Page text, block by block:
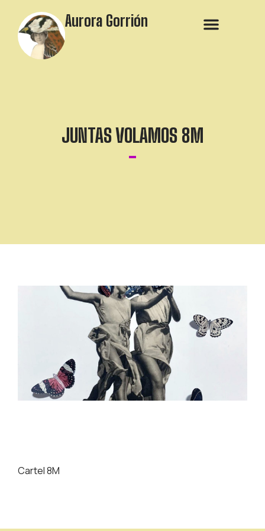
Aurora Gorrión
JUNTAS VOLAMOS 8M
Cartel 8M